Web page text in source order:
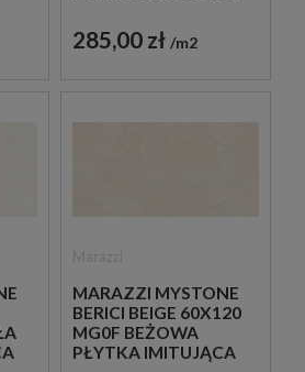
285,00 zł m2
MARAZZI MYSTONE
BERICI BEIGE 60X120
MG0F BEŻOWA
PŁYTKA IMITUJĄCA